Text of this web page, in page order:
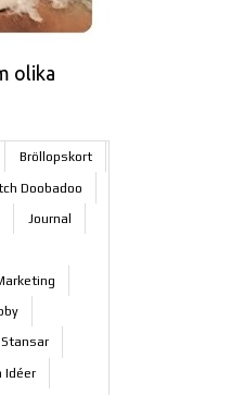
olika
Bröllopskort
Doobadoo
Journal
Stansar
Idéer